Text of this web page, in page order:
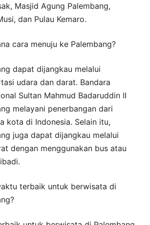
Masjid Agung Palembang,
dan Pulau Kemaro.
cara menuju ke Palembang?
dapat dijangkau melalui
udara dan darat. Bandara
Sultan Mahmud Badaruddin II
melayani penerbangan dari
kota di Indonesia. Selain itu,
juga dapat dijangkau melalui
dengan menggunakan bus atau
terbaik untuk berwisata di